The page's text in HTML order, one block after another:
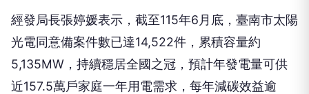
經發局長張婷媛表示，截至115年6月底，臺南市太陽
光電同意備案件數已達14,522件，累積容量約
5,135MW，持續穩居全國之冠，預計年發電量可供
近157.5萬戶家庭一年用電需求，每年減碳效益逾